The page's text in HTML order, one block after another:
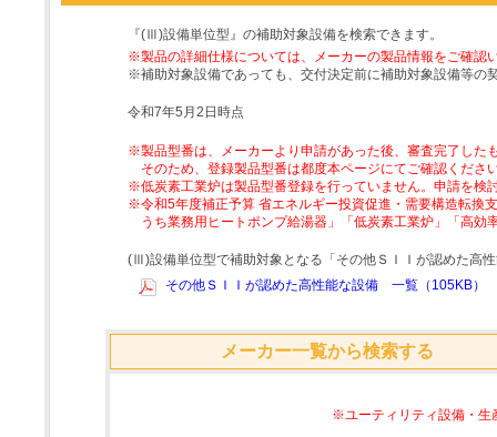
『(Ⅲ)設備単位型』の補助対象設備を検索できます。
※製品の詳細仕様については、メーカーの製品情報をご確認
※補助対象設備であっても、交付決定前に補助対象設備等の
令和7年5月2日時点
※製品型番は、メーカーより申請があった後、審査完了した
そのため、登録製品型番は都度本ページにてご確認くださ
※低炭素工業炉は製品型番登録を行っていません。申請を検
※令和5年度補正予算 省エネルギー投資促進・需要構造転換
うち業務用ヒートポンプ給湯器」「低炭素工業炉」「高
(Ⅲ)設備単位型で補助対象となる「その他ＳＩＩが認めた高
その他ＳＩＩが認めた高性能な設備 一覧（105KB）
メーカー一覧から検索する
※ユーティリティ設備・生